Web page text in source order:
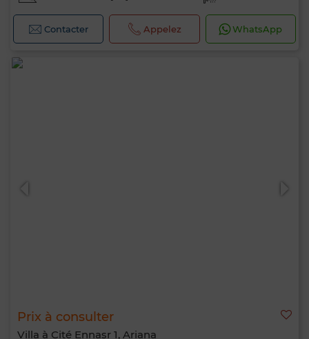
Contacter Appelez WhatsApp
Prix à consulter
Villa à Cité Ennasr 1, Ariana